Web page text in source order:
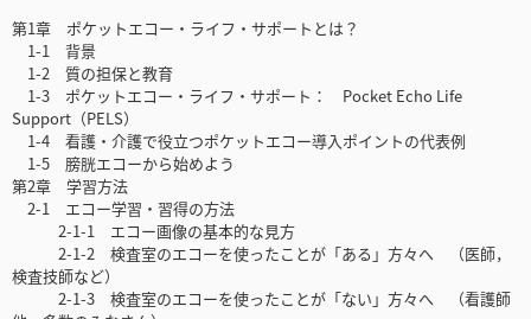
第1章 ポケットエコー・ライフ・サポートとは？
1-1 背景
1-2 質の担保と教育
1-3 ポケットエコー・ライフ・サポート： Pocket Echo Life
Support（PELS）
1-4 看護・介護で役立つポケットエコー導入ポイントの代表例
1-5 膀胱エコーから始めよう
第2章 学習方法
2-1 エコー学習・習得の方法
2-1-1 エコー画像の基本的な見方
2-1-2 検査室のエコーを使ったことが「ある」方々へ （医師，
検査技師など）
2-1-3 検査室のエコーを使ったことが「ない」方々へ （看護師